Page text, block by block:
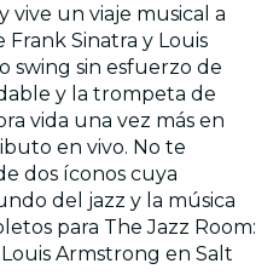
vive un viaje musical a
Frank Sinatra y Louis
swing sin esfuerzo de
y la trompeta de
vida una vez más en
en vivo. No te
dos íconos cuya
del jazz y la música
para The Jazz Room:
Armstrong en Salt